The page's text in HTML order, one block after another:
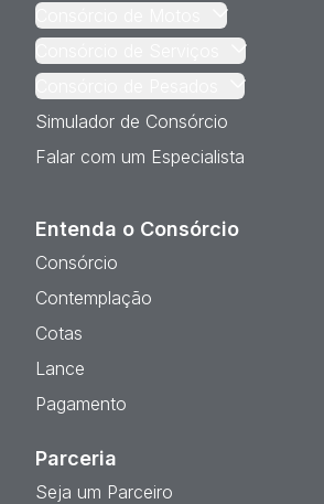
Consórcio de Motos
Consórcio de Serviços
Consórcio de Pesados
Simulador de Consórcio
Falar com um Especialista
Entenda o Consórcio
Consórcio
Contemplação
Cotas
Lance
Pagamento
Parceria
Seja um Parceiro